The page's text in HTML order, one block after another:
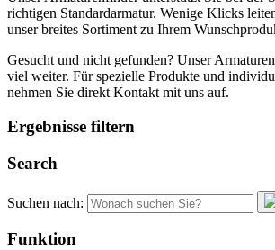
richtigen Standardarmatur. Wenige Klicks
unser breites Sortiment zu Ihrem
Gesucht und nicht gefunden? Unser
viel weiter. Für spezielle Produkte und
nehmen Sie direkt Kontakt mit uns auf.
Ergebnisse filtern
Search
Suchen nach:
Funktion